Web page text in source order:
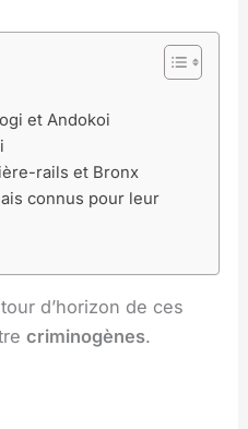
et Andokoi
rails et Bronx
connus pour leur
d’horizon de ces
criminogènes.